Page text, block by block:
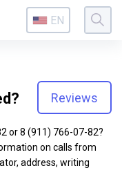
EN
Reviews
or 8 (911) 766-07-82?
on calls from
address, writing